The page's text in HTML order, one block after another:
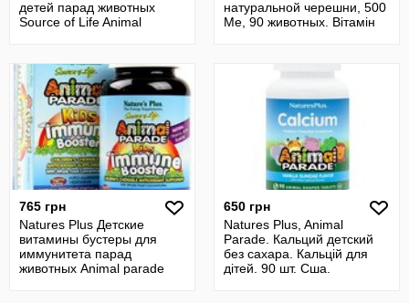
детей парад животных
Source of Life Animal
натуральной черешни, 500
Ме, 90 животных. Вітамін
765 грн
Natures Plus Детские
витамины бустеры для
иммунитета парад
животных Animal parade
650 грн
Natures Plus, Animal
Parade. Кальций детский
без сахара. Кальцій для
дітей. 90 шт. Сша.